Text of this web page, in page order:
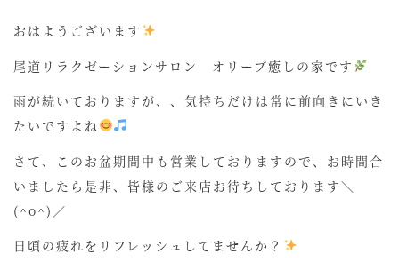
おはようございます
尾道リラクゼーションサロン オリーブ癒しの家です
雨が続いておりますが、、気持ちだけは常に前向きにいき
たいですよね
さて、このお盆期間中も営業しておりますので、お時間合
いましたら是非、皆様のご来店お待ちしております＼
(^o^)／
日頃の疲れをリフレッシュしてませんか？